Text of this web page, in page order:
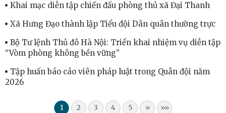
Khai mạc diễn tập chiến đấu phòng thủ xã Đại Thanh
Xã Hưng Đạo thành lập Tiểu đội Dân quân thường trực
Bộ Tư lệnh Thủ đô Hà Nội: Triển khai nhiệm vụ diễn tập
“Vòm phòng không bền vững”
Tập huấn báo cáo viên pháp luật trong Quân đội năm
2026
1 2 3 4 5 » »»